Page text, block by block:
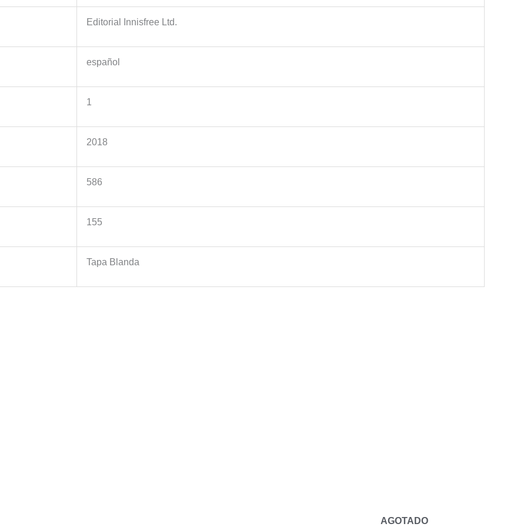
Editorial Innisfree Ltd.
español
1
2018
586
155
Tapa Blanda
AGOTADO